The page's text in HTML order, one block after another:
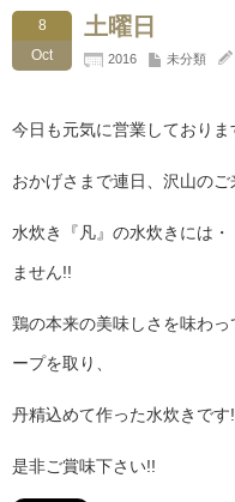
8
Oct
土曜日
2016 未分類
今日も元気に営業しておりま
おかげさまで連日、沢山のご
水炊き『凡』の水炊きには
ません!!
鶏の本来の美味しさを味わ
ープを取り、
丹精込めて作った水炊きです
是非ご賞味下さい!!